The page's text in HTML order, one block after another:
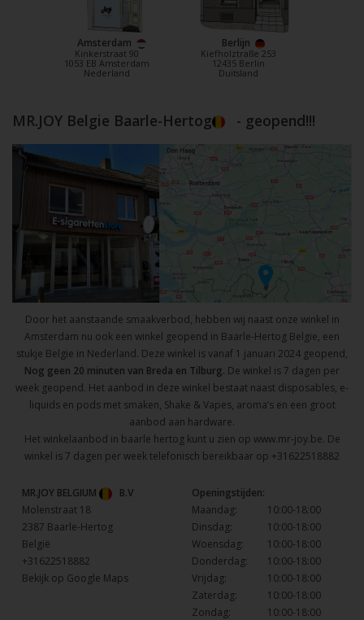
Amsterdam
Kinkerstraat 90
1053 EB Amsterdam
Nederland
Berlijn
Kiefholztraße 253
12435 Berlin
Duitsland
MR.JOY Belgie Baarle-Hertog - geopend!!!
Door het aanstaande smaakverbod, hebben wij naast onze winkel in
Amsterdam nu ook een winkel geopend in Baarle-Hertog Belgie, een
stukje Belgie in Nederland. Deze winkel is vanaf 1 januari 2024 geopend,
Nog geen 20 minuten van Breda en Tilburg. De winkel is 7 dagen per
week geopend. Het aanbod in deze winkel bestaat naast disposables, e-
liquids en pods met smaken, Shake & Vapes, aroma’s en een groot
aanbod aan hardware.
Het winkelaanbod in baarle hertog kunt u zien op www.mr-joy.be. De
winkel is 7 dagen per week telefonisch bereikbaar op +31622518882
MR.JOY BELGIUM
B.V
Molenstraat 18
2387 Baarle-Hertog
België
+31622518882
Bekijk op Google Maps
Openingstijden:
Maandag:
10:00-18:00
Dinsdag:
10:00-18:00
Woensdag:
10:00-18:00
Donderdag:
10:00-18:00
Vrijdag:
10:00-18:00
Zaterdag:
10:00-18:00
Zondag:
10:00-18:00